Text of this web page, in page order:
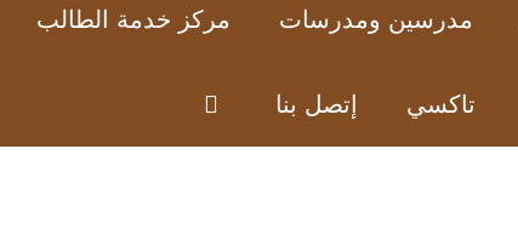
مدرسين ومدرسات مركز خدمة الطالب
تاكسي إتصل بنا